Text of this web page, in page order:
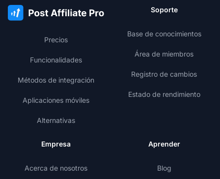
Precios
Funcionalidades
Métodos de integración
Aplicaciones móviles
Alternativas
Soporte
Base de conocimientos
Área de miembros
Registro de cambios
Estado de rendimiento
Empresa
Acerca de nosotros
Aprender
Blog